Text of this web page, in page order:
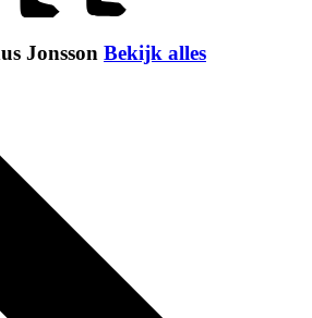
Jonsson Bekijk alles